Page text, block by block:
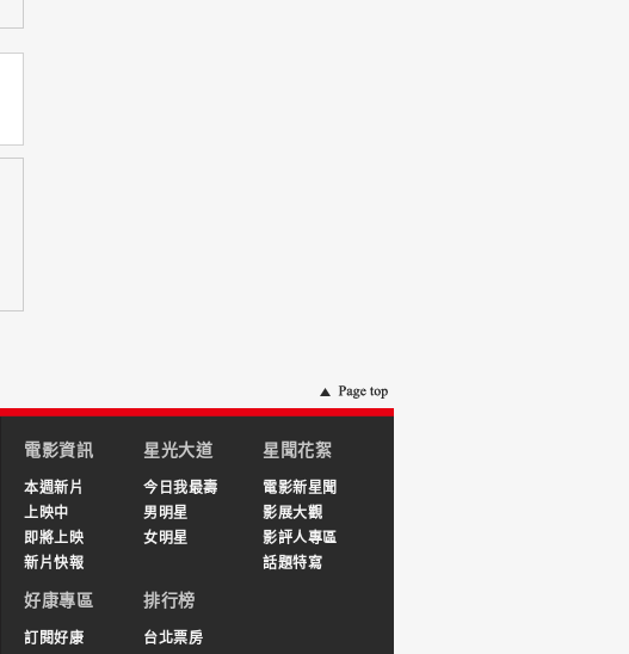
電影資訊
本週新片
上映中
即將上映
新片快報
星光大道
今日我最壽
男明星
女明星
星聞花絮
電影新星聞
影展大觀
影評人專區
話題特寫
好康專區
訂閱好康
排行榜
台北票房